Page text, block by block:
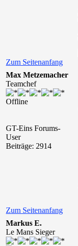
Zum Seitenanfang
Max Metzemacher
Teamchef
Offline
GT-Eins Forums-
User
Beiträge: 2914
Zum Seitenanfang
Markus E.
Le Mans Sieger